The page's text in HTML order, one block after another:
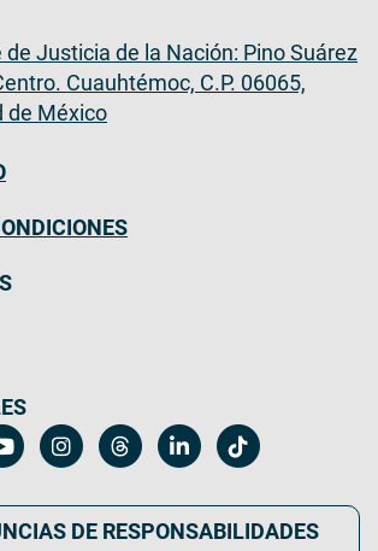
Justicia de la Nación: Pino Suárez
Cuauhtémoc, C.P. 06065,
de México
DE RESPONSABILIDADES